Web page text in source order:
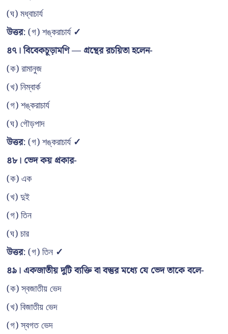
(ঘ) মধ্বাচার্য
উত্তর: (গ) শঙ্করাচার্য✓
৪৭। বিবেকচূড়ামণি — গ্রন্থের রচয়িতা হলেন-
(ক) রামানুজ
(খ) নিম্বার্ক
(গ) শঙ্করাচার্য
(ঘ) গৌড়পাদ
উত্তর: (গ) শঙ্করাচার্য✓
৪৮। ভেদ কয় প্রকার-
(ক) এক
(খ) দুই
(গ) তিন
(ঘ) চার
উত্তর: (গ) তিন ✓
৪৯। একজাতীয় দুটি ব্যক্তি বা বস্তুর মধ্যে যে ভেদ তাকে বলে-
(ক) স্বজাতীয় ভেদ
(খ) বিজাতীয় ভেদ
(গ) স্বগত ভেদ